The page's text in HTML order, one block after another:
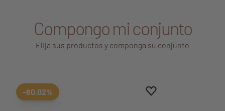
Compongo mi conjunto
Elija sus productos y componga su conjunto
Aggiungi ai preferiti
borrar favoritos
-60,02%